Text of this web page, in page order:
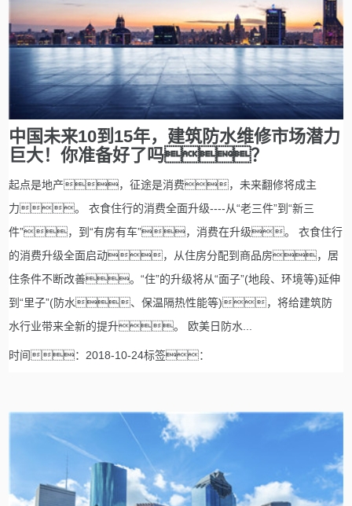
中国未来10到15年，建筑防水维修市场潜力
巨大！你准备好了吗？
起点是地产，征途是消费，未来翻修将成主
力。 衣食住行的消费全面升级----从“老三件”到“新三
件”，到“有房有车”，消费在升级。 衣食住行
的消费升级全面启动，从住房分配到商品房，居
住条件不断改善。“住”的升级将从“面子”(地段、环境等)延伸
到“里子”(防水、保温隔热性能等)，将给建筑防
水行业带来全新的提升。 欧美日防水...
时间：2018-10-24标签：